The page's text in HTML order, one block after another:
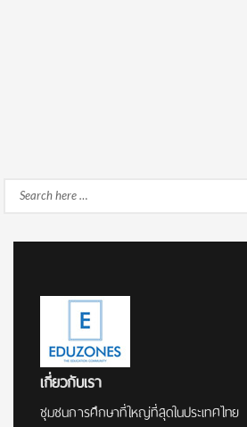
Search
เกี่ยวกับเรา
ชุมชนการศึกษาที่ใหญ่ที่สุดในประเทศไทย